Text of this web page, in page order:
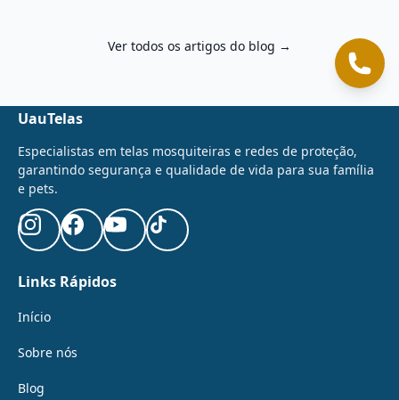
Ver todos os artigos do blog →
UauTelas
Especialistas em telas mosquiteiras e redes de proteção,
garantindo segurança e qualidade de vida para sua família
e pets.
Links Rápidos
Início
Sobre nós
Blog